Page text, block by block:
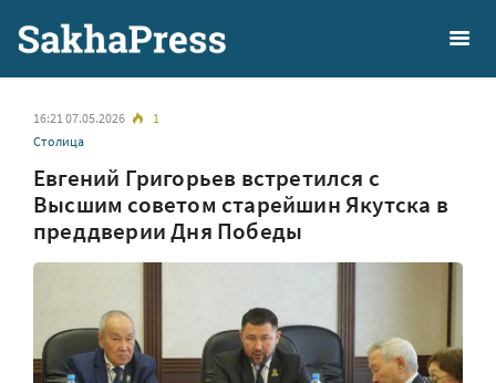
16:21 07.05.2026
1
Столица
Евгений Григорьев встретился с
Высшим советом старейшин Якутска в
преддверии Дня Победы